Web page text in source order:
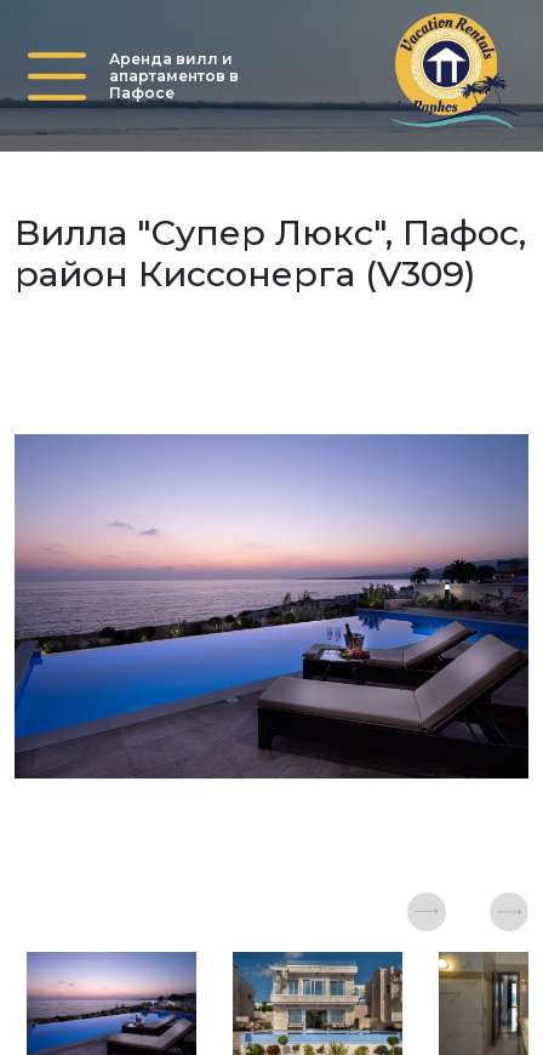
Аренда вилл и
апартаментов в
Пафосе
Вилла "Супер Люкс", Пафос,
район Киссонерга (V309)